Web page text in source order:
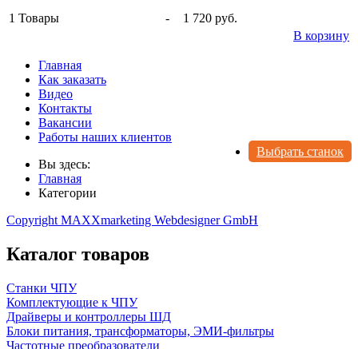
1 Товары -
1 720 руб.
В корзину
Главная
Как заказать
Видео
Контакты
Вакансии
Работы наших клиентов
Выбрать станок
Вы здесь:
Главная
Категории
Copyright MAXXmarketing Webdesigner GmbH
Каталог товаров
Станки ЧПУ
Комплектующие к ЧПУ
Драйверы и контроллеры ШД
Блоки питания, трансформаторы, ЭМИ-фильтры
Частотные преобразователи